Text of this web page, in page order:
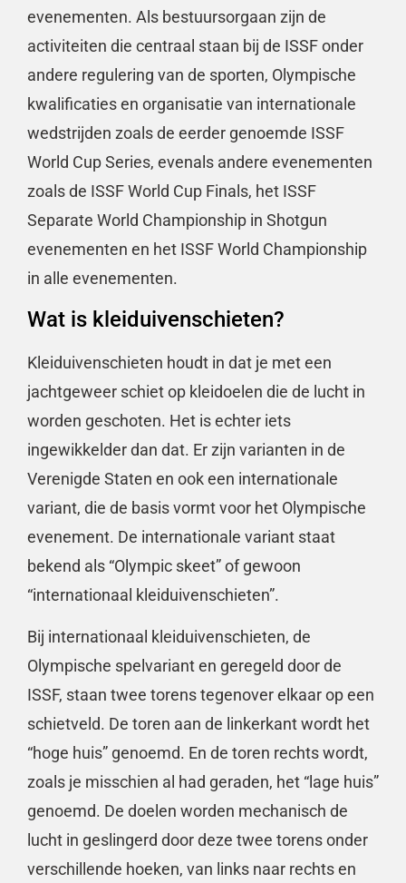
evenementen. Als bestuursorgaan zijn de
activiteiten die centraal staan bij de ISSF onder
andere regulering van de sporten, Olympische
kwalificaties en organisatie van internationale
wedstrijden zoals de eerder genoemde ISSF
World Cup Series, evenals andere evenementen
zoals de ISSF World Cup Finals, het ISSF
Separate World Championship in Shotgun
evenementen en het ISSF World Championship
in alle evenementen.
Wat is kleiduivenschieten?
Kleiduivenschieten houdt in dat je met een
jachtgeweer schiet op kleidoelen die de lucht in
worden geschoten. Het is echter iets
ingewikkelder dan dat. Er zijn varianten in de
Verenigde Staten en ook een internationale
variant, die de basis vormt voor het Olympische
evenement. De internationale variant staat
bekend als “Olympic skeet” of gewoon
“internationaal kleiduivenschieten”.
Bij internationaal kleiduivenschieten, de
Olympische spelvariant en geregeld door de
ISSF, staan twee torens tegenover elkaar op een
schietveld. De toren aan de linkerkant wordt het
“hoge huis” genoemd. En de toren rechts wordt,
zoals je misschien al had geraden, het “lage huis”
genoemd. De doelen worden mechanisch de
lucht in geslingerd door deze twee torens onder
verschillende hoeken, van links naar rechts en